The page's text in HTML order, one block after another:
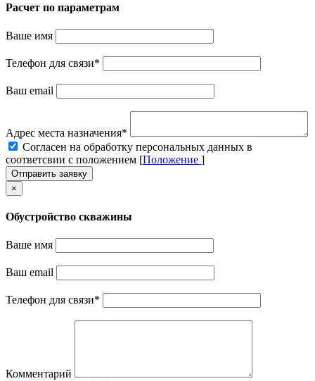
Расчет по параметрам
Ваше имя
Телефон для связи*
Ваш email
Адрес места назначения*
Cогласен на обработку персональных данных в
соответсвии с положением [Положение ]
Отправить заявку
×
Обустройство скважины
Ваше имя
Ваш email
Телефон для связи*
Комментарий